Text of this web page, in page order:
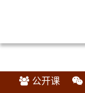
公开课